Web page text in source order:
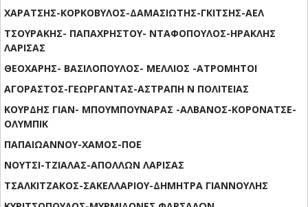
ΧΑΡΑΤΣΗΣ-ΚΟΡΚΟΒΥΛΟΣ-ΔΑΜΑΣΙΩΤΗΣ-ΓΚΙΤΣΗΣ-ΑΕΛ
ΤΣΟΥΡΑΚΗΣ- ΠΑΠΑΧΡΗΣΤΟΥ- ΝΤΑΦΟΠΟΥΛΟΣ-ΗΡΑΚΛΗΣ
ΛΑΡΙΣΑΣ
ΘΕΟΧΑΡΗΣ- ΒΑΣΙΛΟΠΟΥΛΟΣ- ΜΕΛΛΙΟΣ -ΑΤΡΟΜΗΤΟΙ
ΑΓΟΡΑΣΤΟΣ-ΓΕΩΡΓΑΝΤΑΣ-ΑΣΤΡΑΠΗ Ν ΠΟΛΙΤΕΙΑΣ
ΚΟΥΡΔΗΣ ΓΙΑΝ- ΜΠΟΥΜΠΟΥΝΑΡΑΣ -ΑΛΒΑΝΟΣ-ΚΟΡΟΝΑΤΣΕ-
ΟΛΥΜΠΙΚ
ΠΑΠΑΙΩΑΝΝΟΥ-ΧΑΜΟΣ-ΠΟΕ
ΝΟΥΤΣΙ-ΤΖΙΑΛΑΣ-ΑΠΟΛΛΩΝ ΛΑΡΙΣΑΣ
ΤΣΑΛΚΙΤΖΑΚΟΣ-ΣΑΚΕΛΛΑΡΙΟΥ-ΔΗΜΗΤΡΑ ΓΙΑΝΝΟΥΛΗΣ